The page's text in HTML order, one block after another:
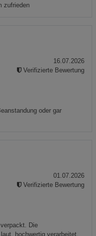
zufrieden
oder gar
16.07.2026
Verifizierte Bewertung
Die
hochwertig verarbeitet,
01.07.2026
Verifizierte Bewertung